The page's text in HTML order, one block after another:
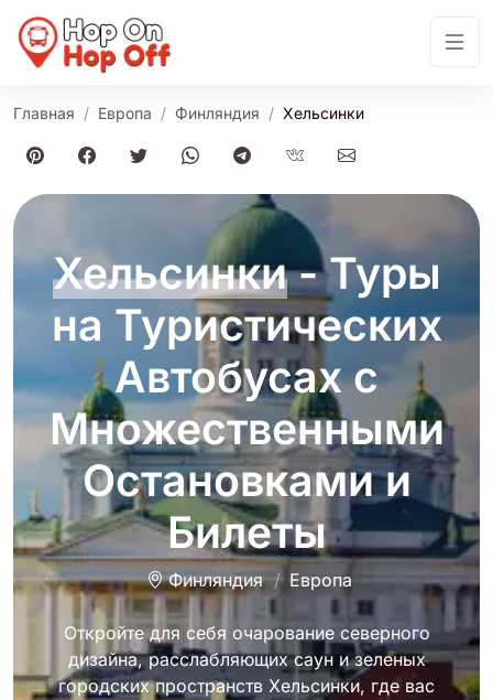
Главная Европа Финляндия Хельсинки
Хельсинки- Туры
на Туристических
Автобусах с
Множественными
Остановками и
Билеты
Финляндия Европа
Откройте для себя очарование северного
дизайна, расслабляющих саун и зеленых
городских пространств Хельсинки, где вас